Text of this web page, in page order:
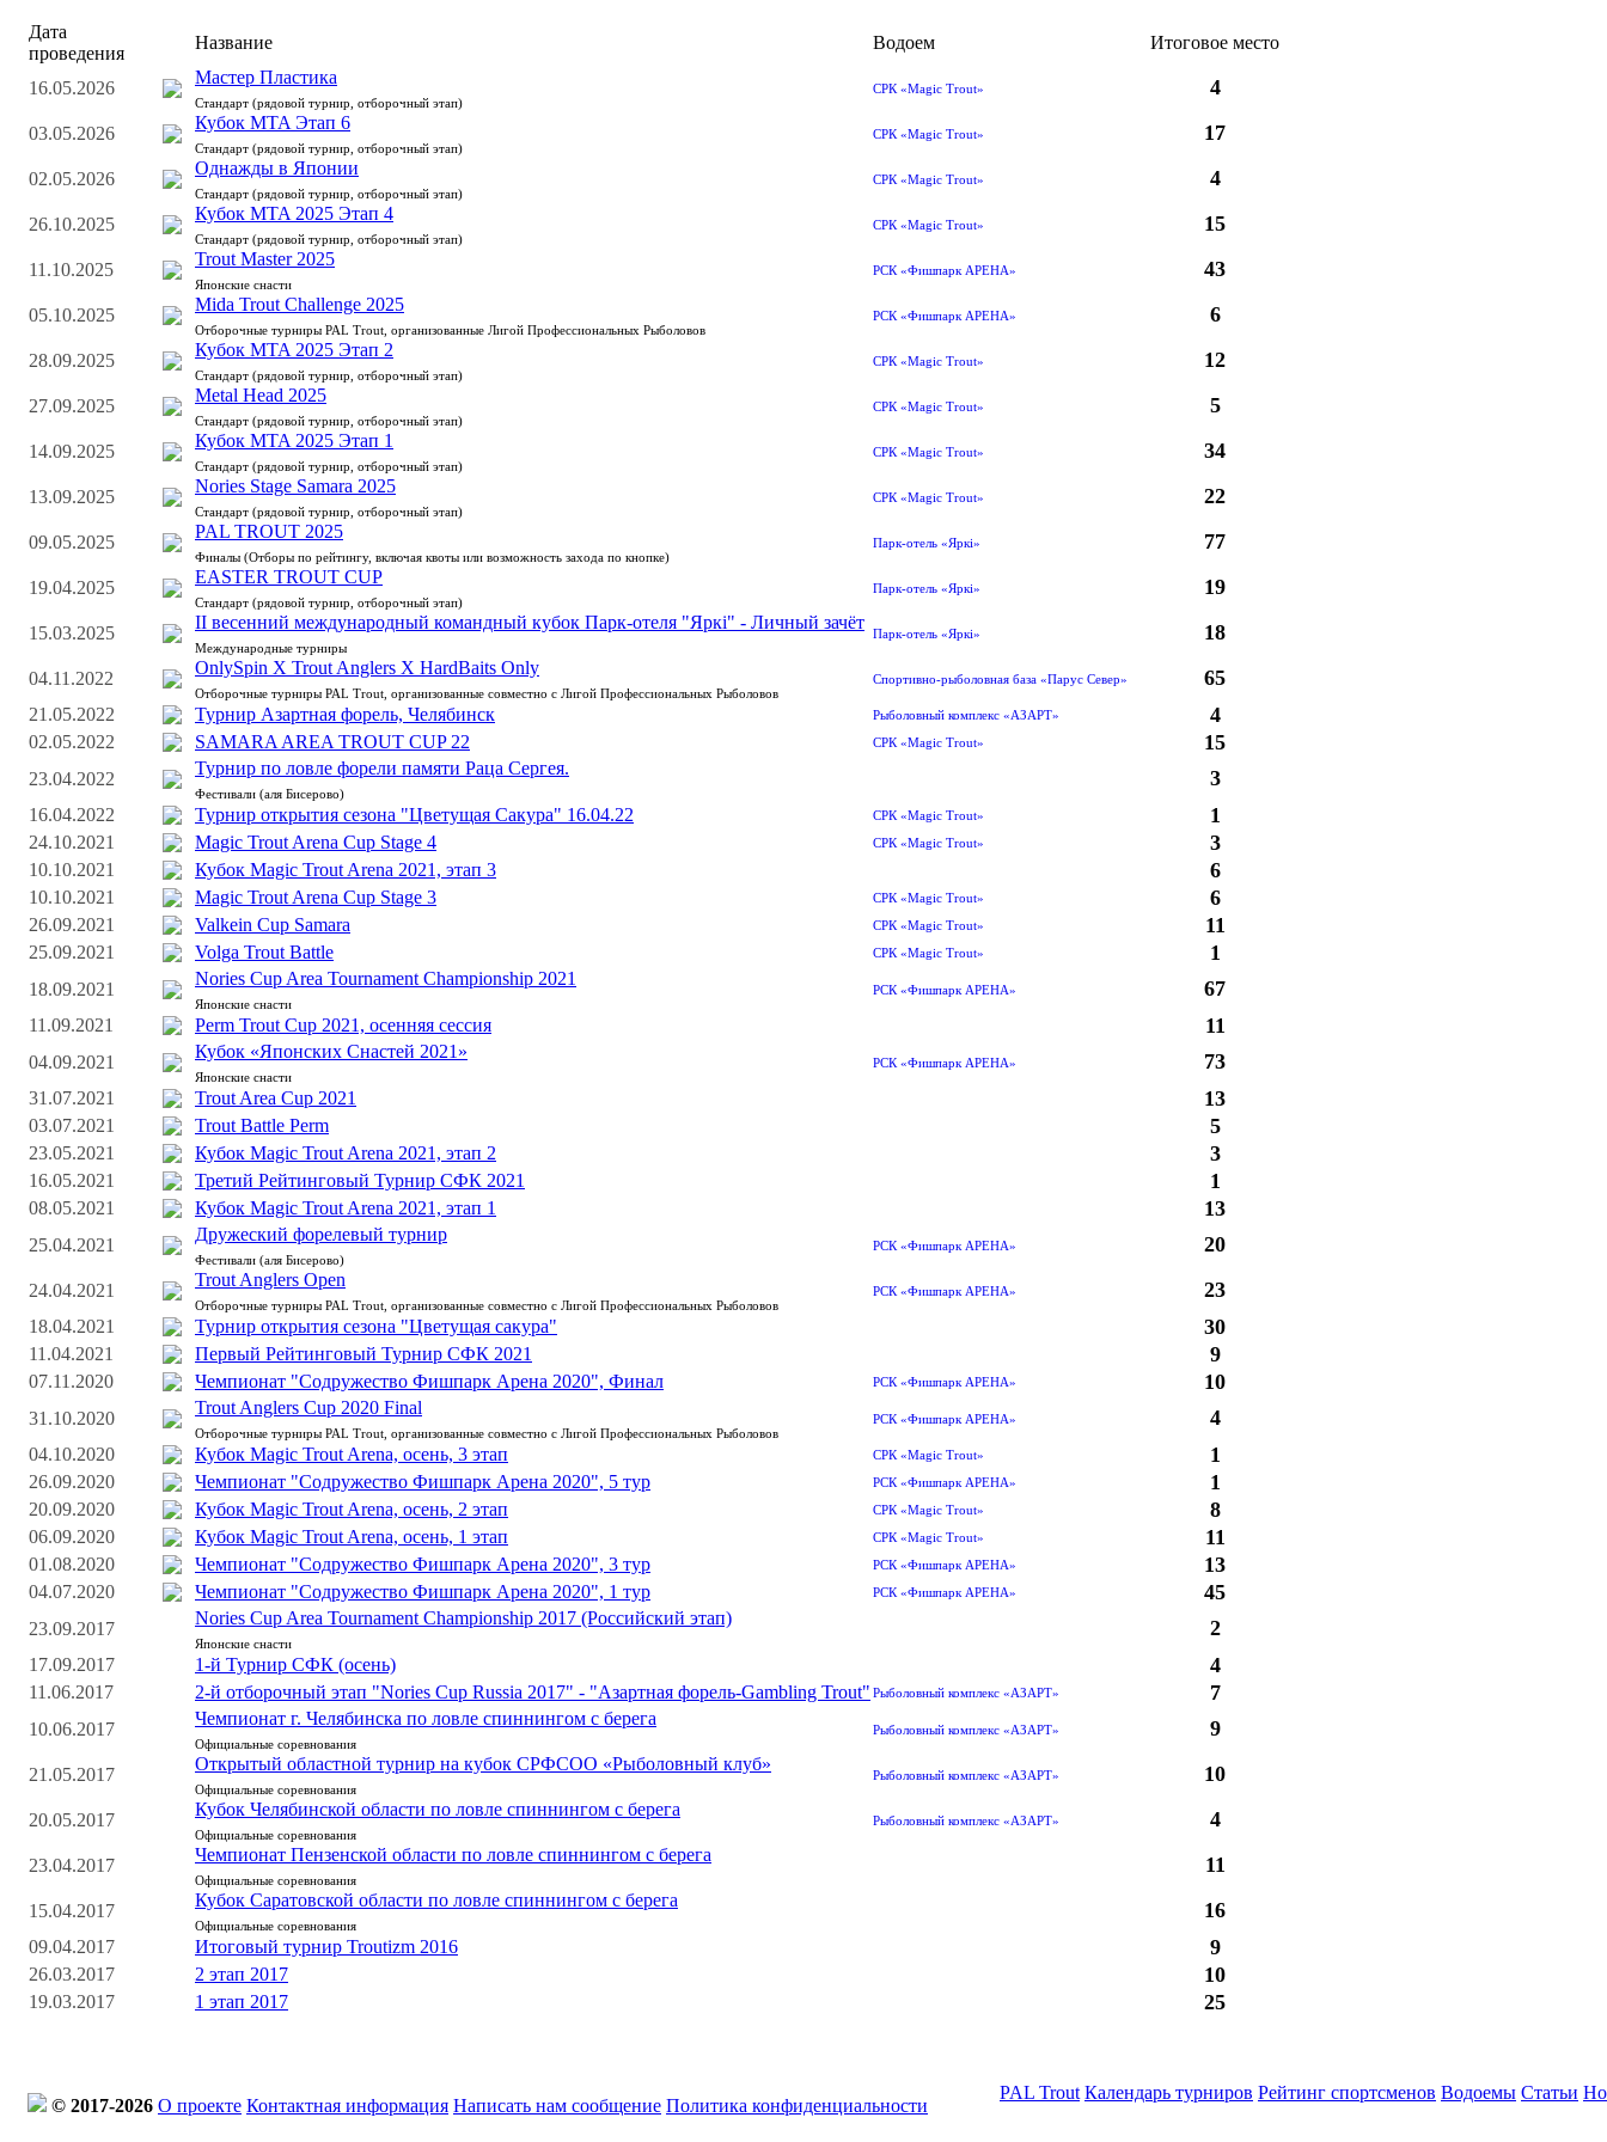
Дата
проведения
Название Водоем Итоговое место
16.05.2026
Мастер Пластика
Стандарт (рядовой турнир, отборочный этап)
СРК «Magic Trout» 4
03.05.2026
Кубок MTA Этап 6
Стандарт (рядовой турнир, отборочный этап)
СРК «Magic Trout» 17
02.05.2026
Однажды в Японии
Стандарт (рядовой турнир, отборочный этап)
СРК «Magic Trout» 4
26.10.2025
Кубок MTA 2025 Этап 4
Стандарт (рядовой турнир, отборочный этап)
СРК «Magic Trout» 15
11.10.2025
Trout Master 2025
Японские снасти
РСК «Фишпарк АРЕНА» 43
05.10.2025
Mida Trout Challenge 2025
Отборочные турниры PAL Trout, организованные Лигой Профессиональных Рыболовов
РСК «Фишпарк АРЕНА» 6
28.09.2025
Кубок MTA 2025 Этап 2
Стандарт (рядовой турнир, отборочный этап)
СРК «Magic Trout» 12
27.09.2025
Metal Head 2025
Стандарт (рядовой турнир, отборочный этап)
СРК «Magic Trout» 5
14.09.2025
Кубок MTA 2025 Этап 1
Стандарт (рядовой турнир, отборочный этап)
СРК «Magic Trout» 34
13.09.2025
Nories Stage Samara 2025
Стандарт (рядовой турнир, отборочный этап)
СРК «Magic Trout» 22
09.05.2025
PAL TROUT 2025
Финалы (Отборы по рейтингу, включая квоты или возможность захода по кнопке)
Парк-отель «Яркi» 77
19.04.2025
EASTER TROUT CUP
Стандарт (рядовой турнир, отборочный этап)
Парк-отель «Яркi» 19
15.03.2025
II весенний международный командный кубок Парк-отеля "Яркi" - Личный зачёт
Международные турниры
Парк-отель «Яркi» 18
04.11.2022
OnlySpin X Trout Anglers X HardBaits Only
Отборочные турниры PAL Trout, организованные совместно с Лигой Профессиональных Рыболовов
Спортивно-рыболовная база «Парус Север» 65
21.05.2022 Турнир Азартная форель, Челябинск Рыболовный комплекс «АЗАРТ» 4
02.05.2022 SAMARA AREA TROUT CUP 22 СРК «Magic Trout» 15
23.04.2022
Турнир по ловле форели памяти Раца Сергея.
Фестивали (аля Бисерово)
3
16.04.2022 Турнир открытия сезона "Цветущая Сакура" 16.04.22 СРК «Magic Trout» 1
24.10.2021 Magic Trout Arena Cup Stage 4 СРК «Magic Trout» 3
10.10.2021 Кубок Magic Trout Arena 2021, этап 3 6
10.10.2021 Magic Trout Arena Cup Stage 3 СРК «Magic Trout» 6
26.09.2021 Valkein Cup Samara СРК «Magic Trout» 11
25.09.2021 Volga Trout Battle СРК «Magic Trout» 1
18.09.2021
Nories Cup Area Tournament Championship 2021
Японские снасти
РСК «Фишпарк АРЕНА» 67
11.09.2021 Perm Trout Cup 2021, осенняя сессия 11
04.09.2021
Кубок «Японских Снастей 2021»
Японские снасти
РСК «Фишпарк АРЕНА» 73
31.07.2021 Trout Area Cup 2021 13
03.07.2021 Trout Battle Perm 5
23.05.2021 Кубок Magic Trout Arena 2021, этап 2 3
16.05.2021 Третий Рейтинговый Турнир СФК 2021 1
08.05.2021 Кубок Magic Trout Arena 2021, этап 1 13
25.04.2021
Дружеский форелевый турнир
Фестивали (аля Бисерово)
РСК «Фишпарк АРЕНА» 20
24.04.2021
Trout Anglers Open
Отборочные турниры PAL Trout, организованные совместно с Лигой Профессиональных Рыболовов
РСК «Фишпарк АРЕНА» 23
18.04.2021 Турнир открытия сезона "Цветущая сакура" 30
11.04.2021 Первый Рейтинговый Турнир СФК 2021 9
07.11.2020 Чемпионат "Содружество Фишпарк Арена 2020", Финал РСК «Фишпарк АРЕНА» 10
31.10.2020
Trout Anglers Cup 2020 Final
Отборочные турниры PAL Trout, организованные совместно с Лигой Профессиональных Рыболовов
РСК «Фишпарк АРЕНА» 4
04.10.2020 Кубок Magic Trout Arena, осень, 3 этап СРК «Magic Trout» 1
26.09.2020 Чемпионат "Содружество Фишпарк Арена 2020", 5 тур РСК «Фишпарк АРЕНА» 1
20.09.2020 Кубок Magic Trout Arena, осень, 2 этап СРК «Magic Trout» 8
06.09.2020 Кубок Magic Trout Arena, осень, 1 этап СРК «Magic Trout» 11
01.08.2020 Чемпионат "Содружество Фишпарк Арена 2020", 3 тур РСК «Фишпарк АРЕНА» 13
04.07.2020 Чемпионат "Содружество Фишпарк Арена 2020", 1 тур РСК «Фишпарк АРЕНА» 45
23.09.2017
Nories Cup Area Tournament Championship 2017 (Российский этап)
Японские снасти
2
17.09.2017 1-й Турнир СФК (осень) 4
11.06.2017 2-й отборочный этап "Nories Cup Russia 2017" - "Азартная форель-Gambling Trout" Рыболовный комплекс «АЗАРТ» 7
10.06.2017
Чемпионат г. Челябинска по ловле спиннингом с берега
Официальные соревнования
Рыболовный комплекс «АЗАРТ» 9
21.05.2017
Открытый областной турнир на кубок СРФСОО «Рыболовный клуб»
Официальные соревнования
Рыболовный комплекс «АЗАРТ» 10
20.05.2017
Кубок Челябинской области по ловле спиннингом с берега
Официальные соревнования
Рыболовный комплекс «АЗАРТ» 4
23.04.2017
Чемпионат Пензенской области по ловле спиннингом с берега
Официальные соревнования
11
15.04.2017
Кубок Саратовской области по ловле спиннингом с берега
Официальные соревнования
16
09.04.2017 Итоговый турнир Troutizm 2016 9
26.03.2017 2 этап 2017 10
19.03.2017 1 этап 2017 25
© 2017-2026 О проекте Контактная информация Написать нам сообщение Политика конфиденциальности
PAL Trout Календарь турниров Рейтинг спортсменов Водоемы Статьи